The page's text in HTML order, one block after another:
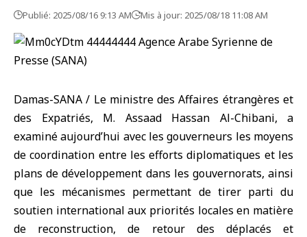
Publié: 2025/08/16 9:13 AM Mis à jour: 2025/08/18 11:08 AM
Damas-SANA / Le ministre des Affaires étrangères et
des Expatriés, M. Assaad Hassan Al-Chibani, a
examiné aujourd’hui avec les gouverneurs les moyens
de coordination entre les efforts diplomatiques et les
plans de développement dans les gouvernorats, ainsi
que les mécanismes permettant de tirer parti du
soutien international aux priorités locales en matière
de reconstruction, de retour des déplacés et